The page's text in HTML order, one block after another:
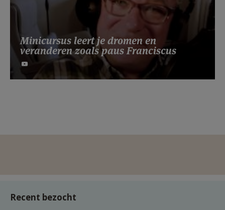
Minicursus leert je dromen en
veranderen zoals paus Franciscus
Recent bezocht